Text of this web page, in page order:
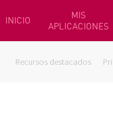
INICIO
MIS
APLICACIONES
Recursos destacados